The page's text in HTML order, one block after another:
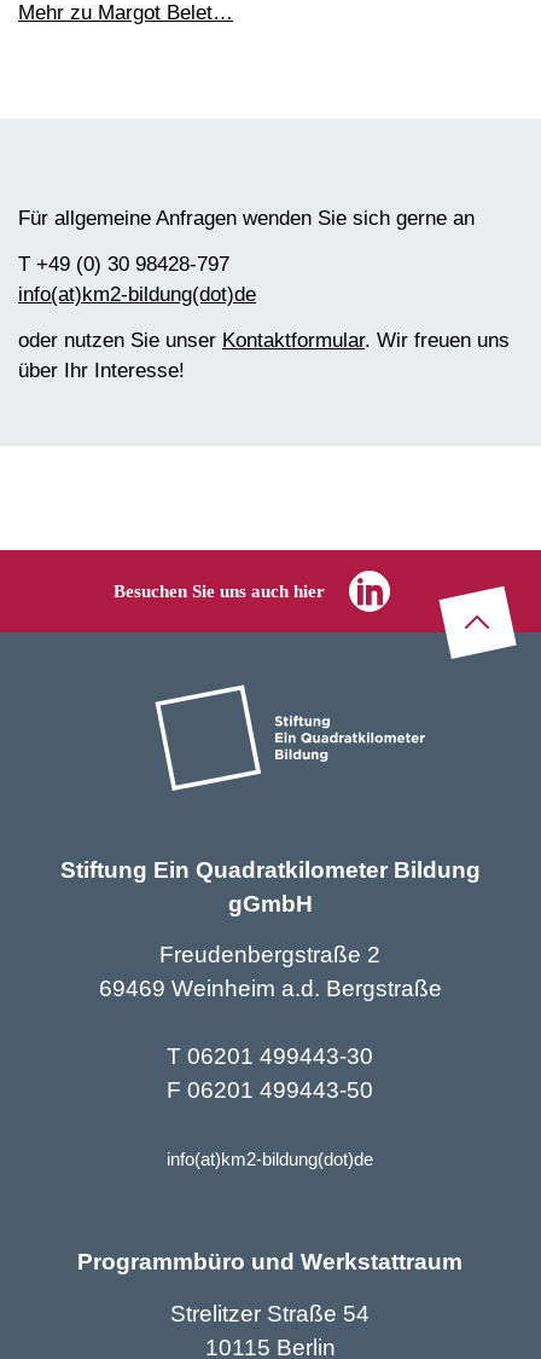
Mehr zu Margot Belet…
Für allgemeine Anfragen wenden Sie sich gerne an
T +49 (0) 30 98428-797
info(at)km2-bildung(dot)de
oder nutzen Sie unser Kontaktformular. Wir freuen uns
über Ihr Interesse!
Besuchen Sie uns auch hier
Zu
m
Stiftung Ein Quadratkilometer Bildung
gGmbH
Freudenbergstraße 2
69469 Weinheim a.d. Bergstraße
T 06201 499443-30
F 06201 499443-50
info(at)km2-bildung(dot)de
Programmbüro und Werkstattraum
Strelitzer Straße 54
10115 Berlin